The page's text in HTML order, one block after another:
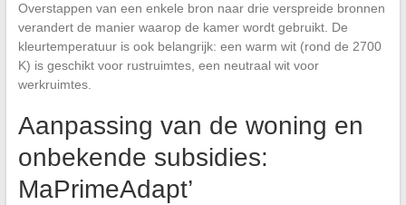
Overstappen van een enkele bron naar drie verspreide bronnen
verandert de manier waarop de kamer wordt gebruikt. De
kleurtemperatuur is ook belangrijk: een warm wit (rond de 2700
K) is geschikt voor rustruimtes, een neutraal wit voor
werkruimtes.
Aanpassing van de woning en
onbekende subsidies:
MaPrimeAdapt’